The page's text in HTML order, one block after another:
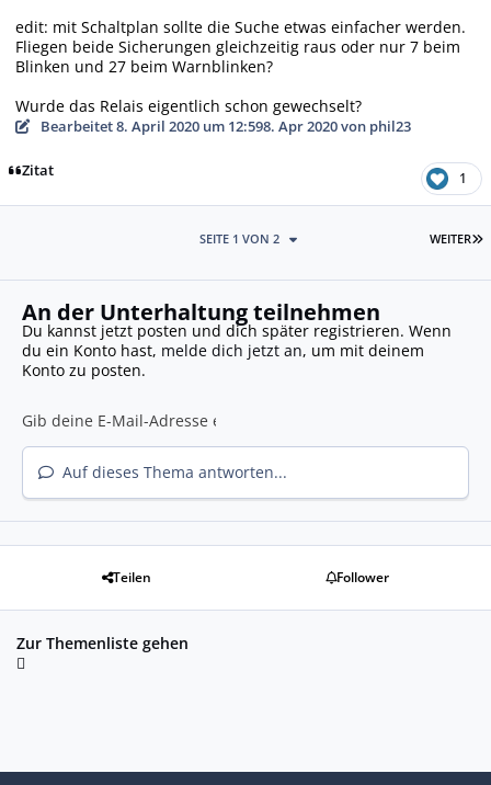
edit: mit Schaltplan sollte die Suche etwas einfacher werden.
Fliegen beide Sicherungen gleichzeitig raus oder nur 7 beim
Blinken und 27 beim Warnblinken?
Wurde das Relais eigentlich schon gewechselt?
Bearbeitet8. April 2020 um 12:598. Apr 2020von phil23
Zitat 1
WEITER
SEITE 1 VON 2
An der Unterhaltung teilnehmen
Du kannst jetzt posten und dich später registrieren. Wenn
du ein Konto hast, melde dich jetzt an, um mit deinem
Konto zu posten.
Auf dieses Thema antworten...
Teilen Follower
Zur Themenliste gehen